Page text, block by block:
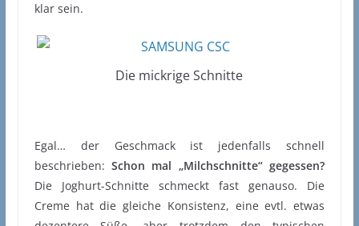
klar sein.
Die mickrige Schnitte
Egal… der Geschmack ist jedenfalls schnell
beschrieben:Schon mal „Milchschnitte“ gegessen?
Die Joghurt-Schnitte schmeckt fast genauso. Die
Creme hat die gleiche Konsistenz, eine evtl. etwas